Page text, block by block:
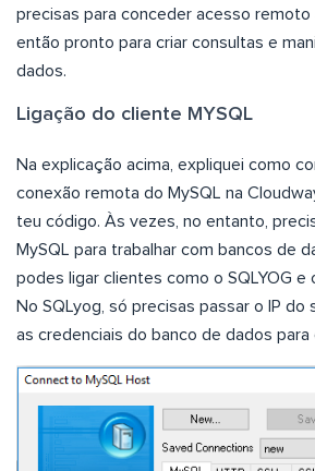
precisas para conceder acesso remoto
então pronto para criar consultas e
dados.
Ligação do cliente MYSQL
Na explicação acima, expliquei como
conexão remota do MySQL na
teu código. Às vezes, no entanto,
MySQL para trabalhar com bancos de
podes ligar clientes como o SQLYOG e
No SQLyog, só precisas passar o IP do
as credenciais do banco de dados para